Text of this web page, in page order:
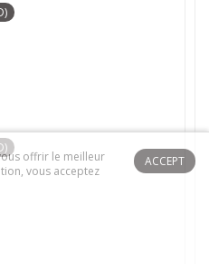
ACCEPT
offrir le meilleur
vous acceptez